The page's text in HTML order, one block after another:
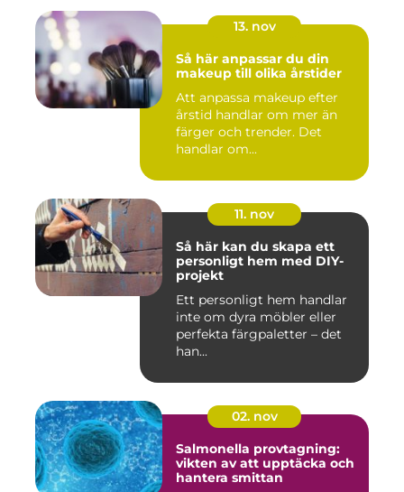
13. nov
Så här anpassar du din
makeup till olika årstider
Att anpassa makeup efter
årstid handlar om mer än
färger och trender. Det
handlar om...
11. nov
Så här kan du skapa ett
personligt hem med DIY-
projekt
Ett personligt hem handlar
inte om dyra möbler eller
perfekta färgpaletter – det
han...
02. nov
Salmonella provtagning:
vikten av att upptäcka och
hantera smittan